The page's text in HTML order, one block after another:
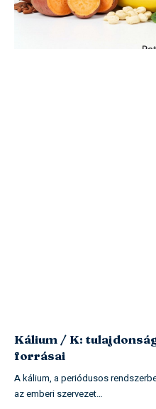
Kálium / K:
forrásai
A kálium, a periódusos
az emberi szervezet…